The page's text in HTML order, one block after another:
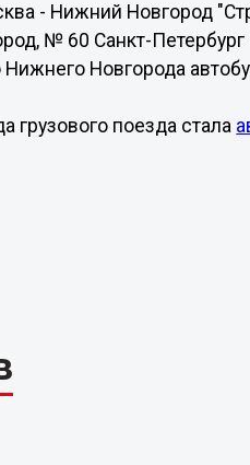
- Нижний Новгород
№ 60 Санкт-
Новгорода
грузового поезда стала